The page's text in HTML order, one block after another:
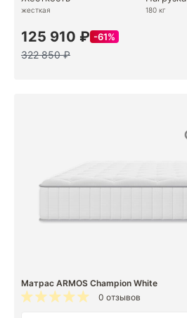
жесткая 180 кг
125 910 ₽ 61%
322 850 ₽
Матрас ARMOS Champion White
0 отзывов